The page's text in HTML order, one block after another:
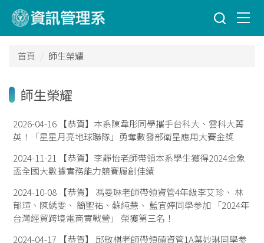
到
主
區
首頁 師生榮耀
師生榮耀
2026-04-16
【恭賀】本系陳韋彤同學攜手台科大、雲科大菁
英！「星星月亮地球聯隊」勇奪數發部衛星應用大賽金獎
2024-11-21
【恭賀】李靜怡老師帶領本系學生獲得2024金象
盃全國大數據實務能力競賽履創佳績
2024-10-08
【恭賀】 馮曼琳老師帶領資管4年級李艾珍、 林
郁瑄、陳綉雯、 簡聖祐、蘇純慧、 藍宜婷同學参加 「2024年
台灣經貿跨境電商實戰營」 榮獲第三名！
2024-04-17
【恭賀】 邱敏棋老師帶領碩資管1A葉妙琳同學参